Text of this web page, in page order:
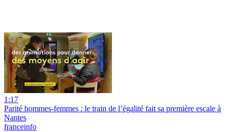
1:17
Parité hommes-femmes : le train de l’égalité fait sa première escale à
Nantes
franceinfo